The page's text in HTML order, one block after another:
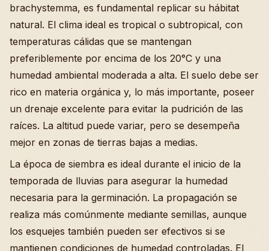
brachystemma, es fundamental replicar su hábitat
natural. El clima ideal es tropical o subtropical, con
temperaturas cálidas que se mantengan
preferiblemente por encima de los 20°C y una
humedad ambiental moderada a alta. El suelo debe ser
rico en materia orgánica y, lo más importante, poseer
un drenaje excelente para evitar la pudrición de las
raíces. La altitud puede variar, pero se desempeña
mejor en zonas de tierras bajas a medias.
La época de siembra es ideal durante el inicio de la
temporada de lluvias para asegurar la humedad
necesaria para la germinación. La propagación se
realiza más comúnmente mediante semillas, aunque
los esquejes también pueden ser efectivos si se
mantienen condiciones de humedad controladas. El